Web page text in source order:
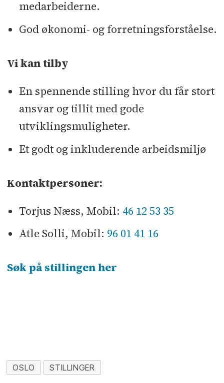
medarbeiderne.
God økonomi- og forretningsforståelse.
Vi kan tilby
En spennende stilling hvor du får stort
ansvar og tillit med gode
utviklingsmuligheter.
Et godt og inkluderende arbeidsmiljø
Kontaktpersoner:
Torjus Næss, Mobil: 46 12 53 35
Atle Solli, Mobil: 96 01 41 16
Søk på stillingen her
OSLO STILLINGER